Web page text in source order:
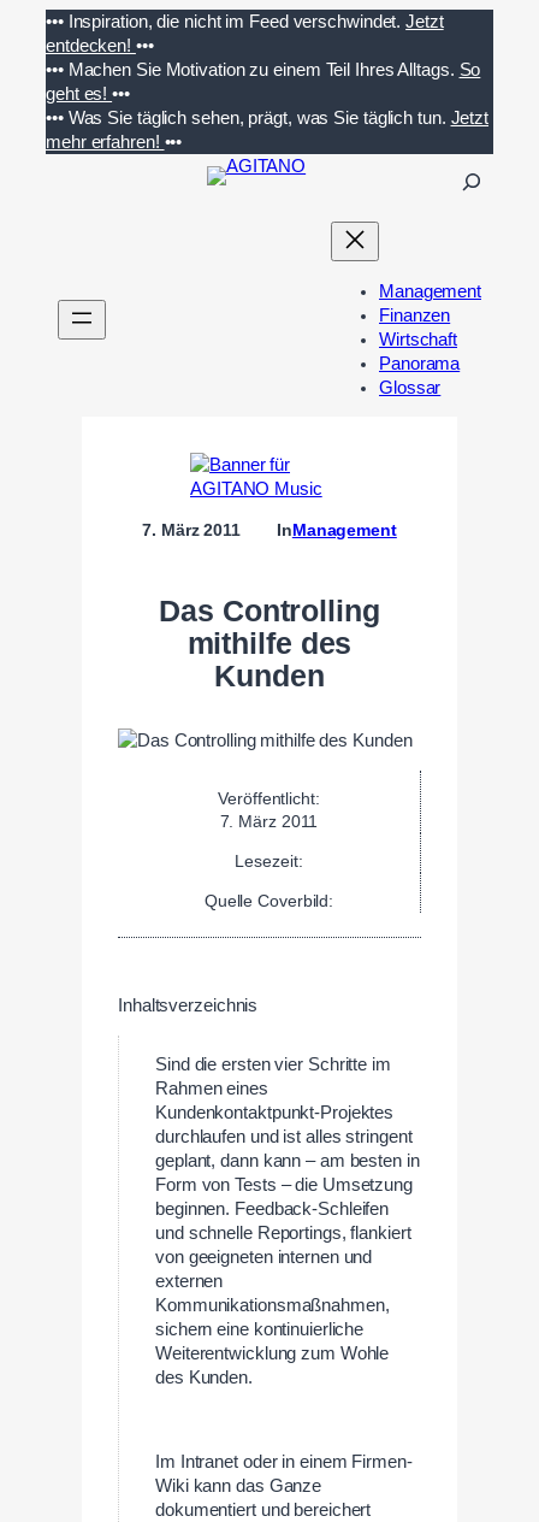
Inhalt
springen
••• Inspiration, die nicht im Feed verschwindet. Jetzt
entdecken! •••
••• Machen Sie Motivation zu einem Teil Ihres Alltags. So
geht es!•••
••• Was Sie täglich sehen, prägt, was Sie täglich tun. Jetzt
mehr erfahren! •••
n
Management
Finanzen
Wirtschaft
Panorama
Glossar
7. März 2011 InManagement
Das Controlling
mithilfe des
Kunden
Veröffentlicht:
7. März 2011
Lesezeit:
Quelle Coverbild:
Inhaltsverzeichnis
Sind die ersten vier Schritte im
Rahmen eines
Kundenkontaktpunkt-Projektes
durchlaufen und ist alles stringent
geplant, dann kann – am besten in
Form von Tests – die Umsetzung
beginnen. Feedback-Schleifen
und schnelle Reportings, flankiert
von geeigneten internen und
externen
Kommunikationsmaßnahmen,
sichern eine kontinuierliche
Weiterentwicklung zum Wohle
des Kunden.
Im Intranet oder in einem Firmen-
Wiki kann das Ganze
dokumentiert und bereichert